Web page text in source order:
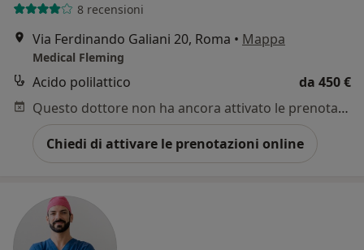
8 recensioni
Via Ferdinando Galiani 20, Roma • Mappa
Medical Fleming
Acido polilattico
da 450 €
Questo dottore non ha ancora attivato le prenotazioni online presso questo indirizzo.
Chiedi di attivare le prenotazioni online